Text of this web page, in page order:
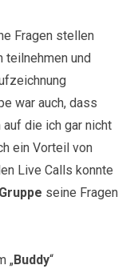
Fragen stellen
teilnehmen und
war auch, dass
die ich gar nicht
ein Vorteil von
Live Calls konnte
seine Fragen
„Buddy“